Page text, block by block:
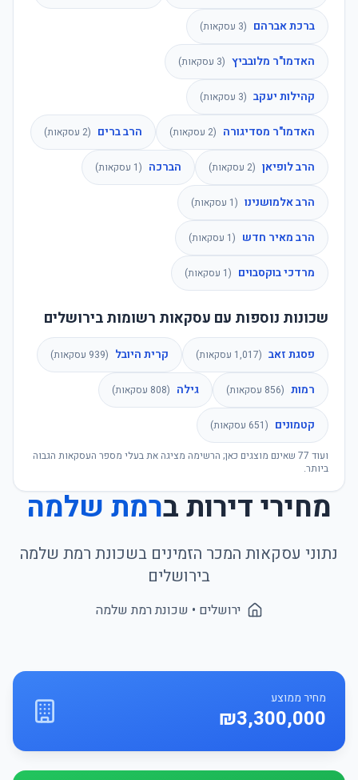
ברכת אברהם (
3 עסקאות)
האדמו"ר מלובביץ (
3 עסקאות)
קהילות יעקב (
3 עסקאות)
האדמו"ר מסדיגורה (
2 עסקאות) הרב ברים (
2 עסקאות)
הרב לופיאן (
2 עסקאות) הברכה (
1 עסקאות)
הרב אלמושנינו (
1 עסקאות)
הרב מאיר חדש (
1 עסקאות)
מרדכי בוקסבוים (
1 עסקאות)
שכונות נוספות עם עסקאות רשומות בירושלים
פסגת זאב (
1,017 עסקאות) קרית היובל (
939 עסקאות)
רמות (
856 עסקאות) גילה (
808 עסקאות)
קטמונים (
651 עסקאות)
ועוד 77 שאינם מוצגים כאן; הרשימה מציגה את בעלי מספר העסקאות הגבוה
ביותר.
מחירי דירות ברמת שלמה
נתוני עסקאות המכר הזמינים בשכונת רמת שלמה
בירושלים
ירושלים • שכונתרמת שלמה
מחיר ממוצע
₪3,300,000